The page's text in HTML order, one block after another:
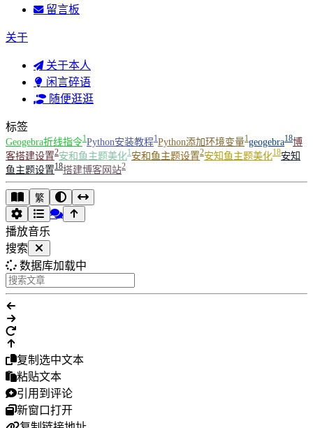
留言板
关于
关于本人
闲言碎语
随便逛逛
标签
Geogebra折线指令1Python安装教程1Python添加环境变量1geogebra18博
客搭建设置2安和鱼主题美化1安和鱼主题设置2安知鱼主题美化18安知
鱼主题设置18搭建博客网站2
繁
播放音乐
搜索
数据库加载中
复制选中文本
粘贴文本
引用到评论
新窗口打开